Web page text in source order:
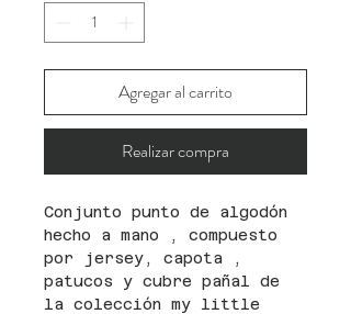
Agregar al carrito
Realizar compra
Conjunto punto de algodón
hecho a mano , compuesto
por jersey, capota ,
patucos y cubre pañal de
la colección my little